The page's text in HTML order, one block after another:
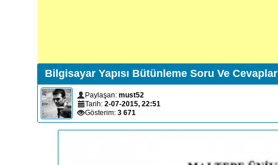
Bilgisayar Yapısı Bütünleme Soru Ve
Paylaşan: must52
Tarih: 2-07-2015, 22:51
Gösterim: 3 671